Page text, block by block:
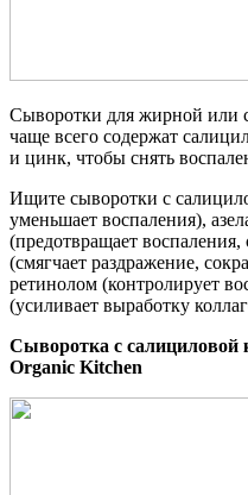
Сыворотки для жирной или
чаще всего содержат
и цинк, чтобы снять
Ищите сыворотки с
уменьшает воспаления),
(предотвращает
(смягчает раздражение,
ретинолом (контролирует
(усиливает выработку
Сыворотка с салициловой
Organic Kitchen